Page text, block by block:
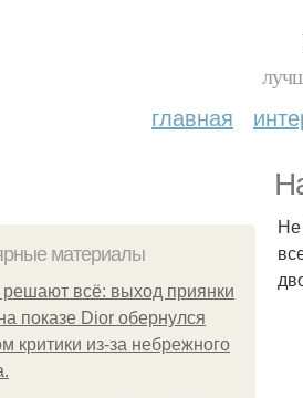
главная
материалы
решают всё: выход приянки
показе Dior обернулся
критики из-за небрежного
Не